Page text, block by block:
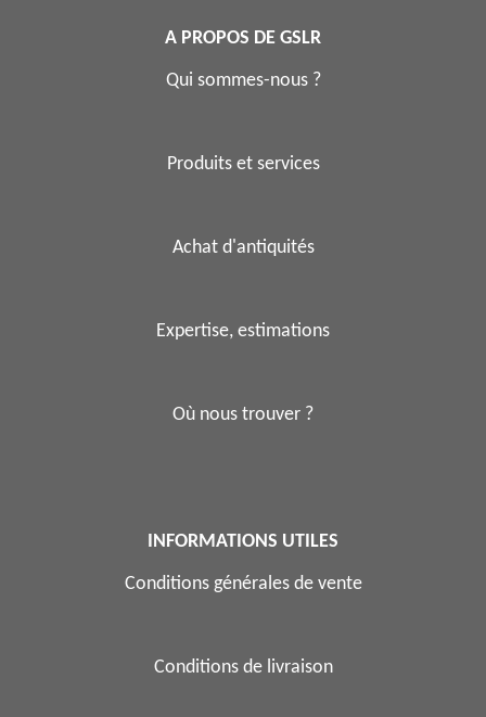
A PROPOS DE GSLR
Qui sommes-nous ?
Produits et services
Achat d'antiquités
Expertise, estimations
Où nous trouver ?
INFORMATIONS UTILES
Conditions générales de vente
Conditions de livraison